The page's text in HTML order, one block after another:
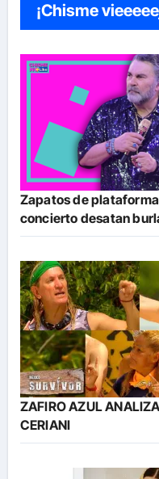
¡Chisme
Zapatos de
concierto desatan
ZAFIRO AZUL
CERIANI